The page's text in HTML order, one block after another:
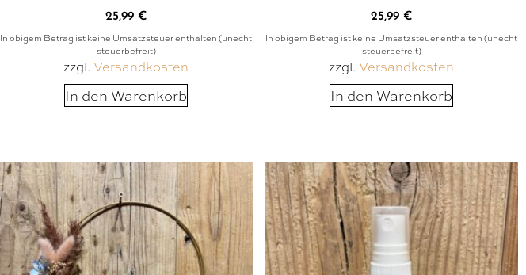
25,99 €
In obigem Betrag ist keine Umsatzsteuer enthalten (unecht
steuerbefreit)
zzgl. Versandkosten
In den Warenkorb
25,99 €
In obigem Betrag ist keine Umsatzsteuer enthalten (unecht
steuerbefreit)
zzgl. Versandkosten
In den Warenkorb